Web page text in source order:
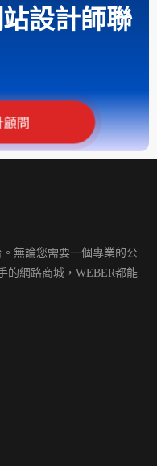
設計師聯
問
無論您需要一個專業的公
的網路商城，WEBER都能